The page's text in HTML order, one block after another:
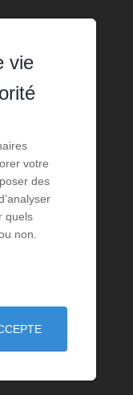
à
vie
votre
des
quels
non.